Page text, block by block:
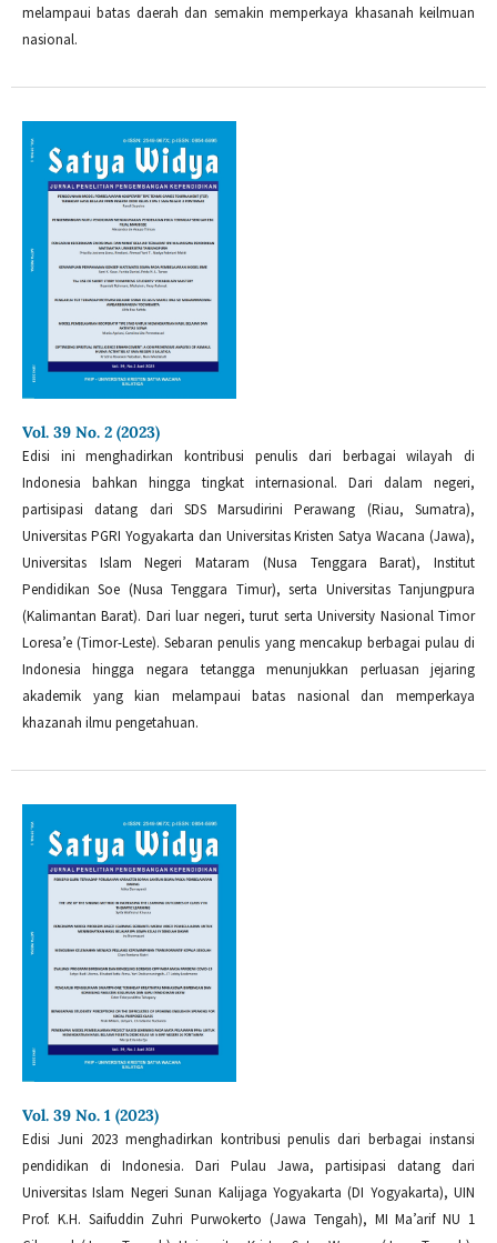
melampaui batas daerah dan semakin memperkaya khasanah keilmuan
nasional.
Vol. 39 No. 2 (2023)
Edisi ini menghadirkan kontribusi penulis dari berbagai wilayah di
Indonesia bahkan hingga tingkat internasional. Dari dalam negeri,
partisipasi datang dari SDS Marsudirini Perawang (Riau, Sumatra),
Universitas PGRI Yogyakarta dan Universitas Kristen Satya Wacana (Jawa),
Universitas Islam Negeri Mataram (Nusa Tenggara Barat), Institut
Pendidikan Soe (Nusa Tenggara Timur), serta Universitas Tanjungpura
(Kalimantan Barat). Dari luar negeri, turut serta University Nasional Timor
Loresa’e (Timor-Leste). Sebaran penulis yang mencakup berbagai pulau di
Indonesia hingga negara tetangga menunjukkan perluasan jejaring
akademik yang kian melampaui batas nasional dan memperkaya
khazanah ilmu pengetahuan.
Vol. 39 No. 1 (2023)
Edisi Juni 2023 menghadirkan kontribusi penulis dari berbagai instansi
pendidikan di Indonesia. Dari Pulau Jawa, partisipasi datang dari
Universitas Islam Negeri Sunan Kalijaga Yogyakarta (DI Yogyakarta), UIN
Prof. K.H. Saifuddin Zuhri Purwokerto (Jawa Tengah), MI Ma’arif NU 1